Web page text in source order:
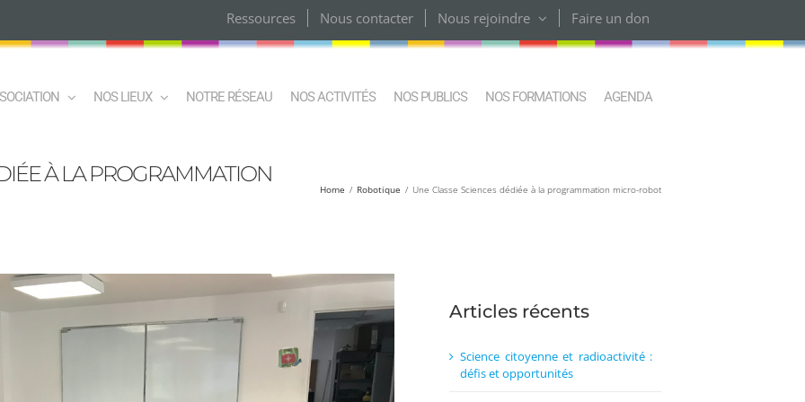
Ressources Nous contacter Nous rejoindre Faire un don
NOS LIEUX NOTRE RÉSEAU NOS ACTIVITÉS NOS PUBLICS NOS FORMATIONS AGENDA
À LA PROGRAMMATION
Home Robotique Une Classe Sciences dédiée à la programmation micro-robot
Articles récents
Science citoyenne et radioactivité :
défis et opportunités